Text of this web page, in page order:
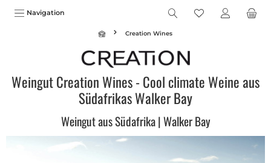
Navigation
Creation Wines
Weingut Creation Wines - Cool climate Weine aus
Südafrikas Walker Bay
Weingut aus Südafrika | Walker Bay